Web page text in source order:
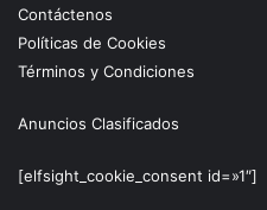
Contáctenos
Políticas de Cookies
Términos y Condiciones
Anuncios Clasificados
[elfsight_cookie_consent id=»1″]